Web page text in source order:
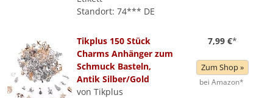
Standort: 74*** DE
Tikplus 150 Stück
Charms Anhänger zum
Schmuck Basteln,
Antik Silber/Gold
von Tikplus
7,99 €*
Zum Shop »
bei Amazon*